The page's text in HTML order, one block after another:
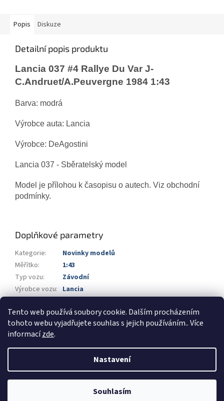
Tento web používá soubory cookie. Dalším procházením
tohoto webu vyjadřujete souhlas s jejich používáním.. Více
informacízde.
Nastavení
Souhlasím
Popis Diskuze
Detailní popis produktu
Lancia 037 #4 Rallye Du Var J-
C.Andruet/A.Peuvergne 1984 1:43
Barva: modrá
Výrobce auta: Lancia
Výrobce: DeAgostini
Lancia 037 - Sběratelský model
Model je přílohou k časopisu o autech. Viz obchodní
podmínky.
Doplňkové parametry
Kategorie:
Novinky modelů
Měřítko:
1:43
Typ vozu:
Závodní
Výrobce vozu: Lancia
Barva: modrá
Vytvořil Shoptet
Automodels.cz. Všechna práva vyhrazena.